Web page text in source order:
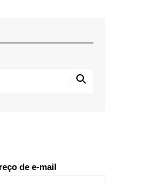
de e-mail